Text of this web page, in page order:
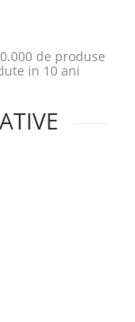
de produse
in 10 ani